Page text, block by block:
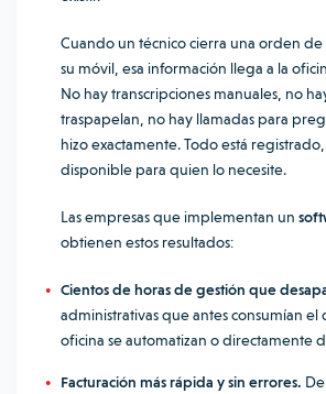
Cuando un técnico cierra una orden
su móvil, esa información llega a la
No hay transcripciones manuales, no
traspapelan, no hay llamadas para
hizo exactamente. Todo está
disponible para quien lo necesite.
Las empresas que implementan un
obtienen estos resultados:
Cientos de horas de gestión que
administrativas que antes consumían el
oficina se automatizan o directamente
Facturación más rápida y sin errores.